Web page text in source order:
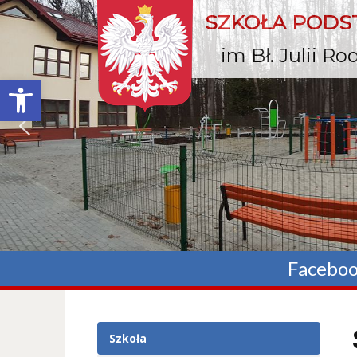
Otwórz pasek narzędzi
SZKOŁA
im Bł. Julii
Szkoła